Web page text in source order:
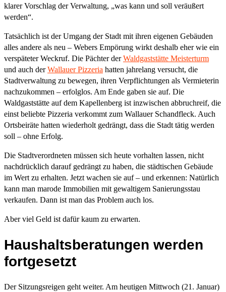
klarer Vorschlag der Verwaltung, „was kann und soll veräußert
werden“.
Tatsächlich ist der Umgang der Stadt mit ihren eigenen Gebäuden
alles andere als neu – Webers Empörung wirkt deshalb eher wie ein
verspäteter Weckruf. Die Pächter derWaldgaststätte Meisterturm
und auch derWallauer Pizzeria hatten jahrelang versucht, die
Stadtverwaltung zu bewegen, ihren Verpflichtungen als Vermieterin
nachzukommen – erfolglos. Am Ende gaben sie auf. Die
Waldgaststätte auf dem Kapellenberg ist inzwischen abbruchreif, die
einst beliebte Pizzeria verkommt zum Wallauer Schandfleck. Auch
Ortsbeiräte hatten wiederholt gedrängt, dass die Stadt tätig werden
soll – ohne Erfolg.
Die Stadtverordneten müssen sich heute vorhalten lassen, nicht
nachdrücklich darauf gedrängt zu haben, die städtischen Gebäude
im Wert zu erhalten. Jetzt wachen sie auf – und erkennen: Natürlich
kann man marode Immobilien mit gewaltigem Sanierungsstau
verkaufen. Dann ist man das Problem auch los.
Aber viel Geld ist dafür kaum zu erwarten.
Haushaltsberatungen werden
fortgesetzt
Der Sitzungsreigen geht weiter. Am heutigen Mittwoch (21. Januar)